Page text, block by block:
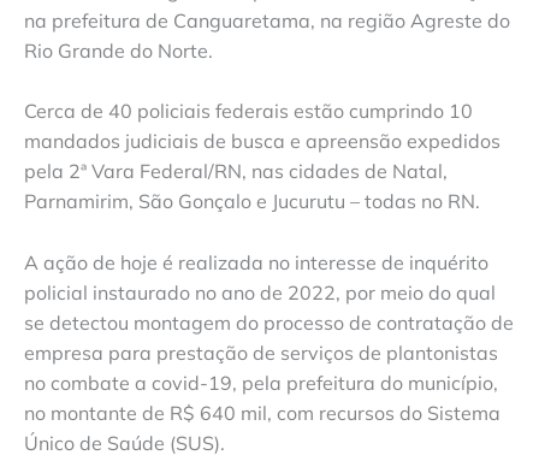
na prefeitura de Canguaretama, na região Agreste do
Rio Grande do Norte.
Cerca de 40 policiais federais estão cumprindo 10
mandados judiciais de busca e apreensão expedidos
pela 2ª Vara Federal/RN, nas cidades de Natal,
Parnamirim, São Gonçalo e Jucurutu – todas no RN.
A ação de hoje é realizada no interesse de inquérito
policial instaurado no ano de 2022, por meio do qual
se detectou montagem do processo de contratação de
empresa para prestação de serviços de plantonistas
no combate a covid-19, pela prefeitura do município,
no montante de R$ 640 mil, com recursos do Sistema
Único de Saúde (SUS).